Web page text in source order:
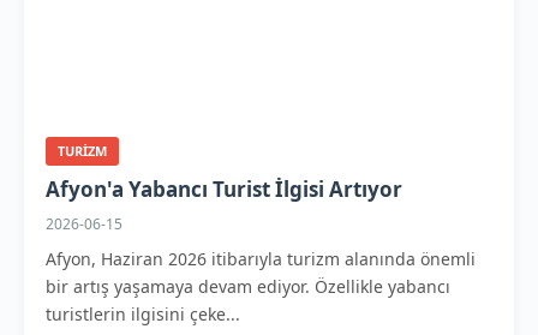
TURIZM
Afyon'a Yabancı Turist İlgisi Artıyor
2026-06-15
Afyon, Haziran 2026 itibarıyla turizm alanında önemli
bir artış yaşamaya devam ediyor. Özellikle yabancı
turistlerin ilgisini çeke...